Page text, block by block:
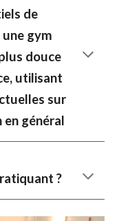
de
une gym
douce
utilisant
sur
en général
?